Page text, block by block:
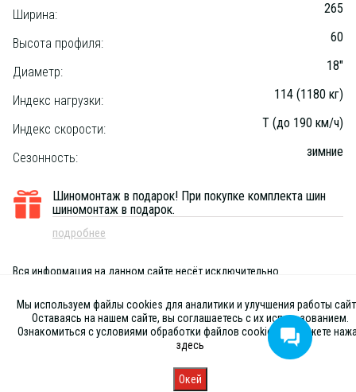
Ширина: 265
Высота профиля: 60
Диаметр: 18"
Индекс нагрузки: 114 (1180 кг)
Индекс скорости: T (до 190 км/ч)
Сезонность: зимние
Шиномонтаж в подарок! При покупке комплекта шин
шиномонтаж в подарок.
подробнее
Вся информация на данном сайте несёт исключительно
публичной офертой, определяемой положениями Статьи 437 (2) ГК
РФ
Запись
Мы используем файлы cookies для аналитики и улучшения работы
Оставаясь на нашем сайте, вы соглашаетесь с их использованием.
Ознакомиться с условиями обработки файлов cookies вы можете
здесь
Окей